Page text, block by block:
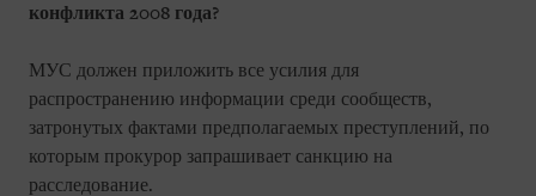
конфликта 2008 года?
МУС должен приложить все усилия для
распространению информации среди сообществ,
затронутых фактами предполагаемых преступлений, по
которым прокурор запрашивает санкцию на
расследование.